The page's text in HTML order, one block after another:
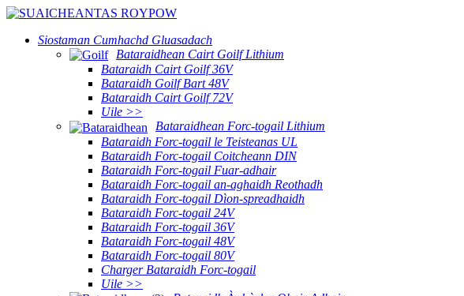
Siostaman Cumhachd Gluasadach
Bataraidhean Cairt Goilf Lithium
Bataraidh Cairt Goilf 36V
Bataraidh Goilf Bart 48V
Bataraidh Cairt Goilf 72V
Uile >>
Bataraidhean Forc-togail Lithium
Bataraidh Forc-togail le Teisteanas UL
Bataraidh Forc-togail Coitcheann DIN
Bataraidh Forc-togail Fuar-adhair
Bataraidh Forc-togail an-aghaidh Reothadh
Bataraidh Forc-togail Dìon-spreadhaidh
Bataraidh Forc-togail 24V
Bataraidh Forc-togail 36V
Bataraidh Forc-togail 48V
Bataraidh Forc-togail 80V
Charger Bataraidh Forc-togail
Uile >>